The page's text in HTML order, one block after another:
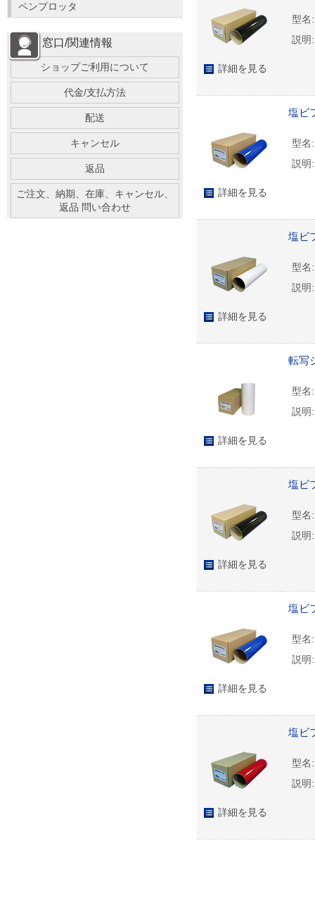
詳細を見る
型名:
説明:
詳細を見る
塩ビ
型名:
説明:
詳細を見る
塩ビ
型名:
説明:
詳細を見る
転写
型名:
説明:
詳細を見る
塩ビ
型名:
説明:
詳細を見る
塩ビ
型名:
説明:
詳細を見る
塩ビ
型名:
説明:
ペンプロッタ
窓口/関連情報
ショップご利用について
代金/支払方法
配送
キャンセル
返品
ご注文、納期、在庫、キャンセル、
返品 問い合わせ